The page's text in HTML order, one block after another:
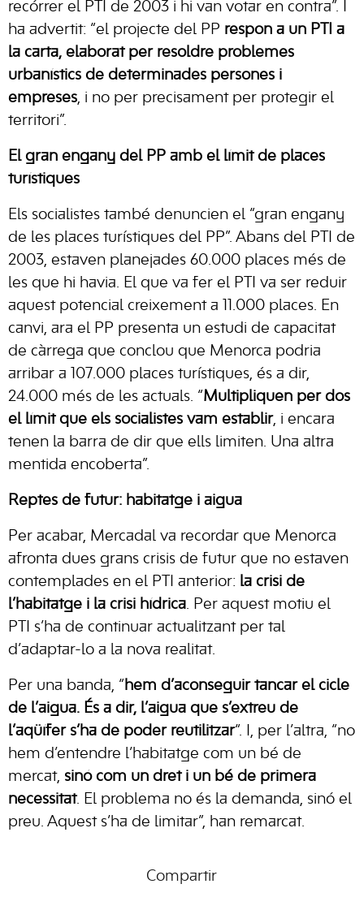
recórrer el PTI de 2003 i hi van votar en contra”. I
ha advertit: “el projecte del PP respon a un PTI a
la carta, elaborat per resoldre problemes
urbanístics de determinades persones i
empreses, i no per precisament per protegir el
territori”.
El gran engany del PP amb el límit de places
turístiques
Els socialistes també denuncien el “gran engany
de les places turístiques del PP”. Abans del PTI de
2003, estaven planejades 60.000 places més de
les que hi havia. El que va fer el PTI va ser reduir
aquest potencial creixement a 11.000 places. En
canvi, ara el PP presenta un estudi de capacitat
de càrrega que conclou que Menorca podria
arribar a 107.000 places turístiques, és a dir,
24.000 més de les actuals. “Multipliquen per dos
el límit que els socialistes vam establir, i encara
tenen la barra de dir que ells limiten. Una altra
mentida encoberta”.
Reptes de futur: habitatge i aigua
Per acabar, Mercadal va recordar que Menorca
afronta dues grans crisis de futur que no estaven
contemplades en el PTI anterior: la crisi de
l’habitatge i la crisi hídrica. Per aquest motiu el
PTI s’ha de continuar actualitzant per tal
d’adaptar-lo a la nova realitat.
Per una banda, “ hem d’aconseguir tancar el cicle
de l’aigua. És a dir, l’aigua que s’extreu de
l’aqüífer s’ha de poder reutilitzar“. I, per l’altra, “no
hem d’entendre l’habitatge com un bé de
mercat, sinó com un dret i un bé de primera
necessitat. El problema no és la demanda, sinó el
preu. Aquest s’ha de limitar”, han remarcat.
Compartir